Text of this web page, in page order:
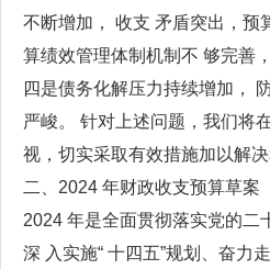
不断增加， 收支 矛盾突出，预
算绩效管理体制机制不 够完善
四是债务化解压力持续增加，
严峻。 针对上述问题，我们将
视，切实采取有效措施加以解决
二、2024 年财政收支预算草案
2024 年是全面贯彻落实党的二
深 入实施“ 十四五”规划、奋力